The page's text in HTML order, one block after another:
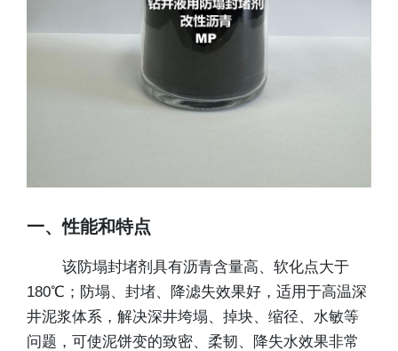
一、性能和特点
该防塌封堵剂具有沥青含量高、软化点大于
180℃；防塌、封堵、降滤失效果好，适用于高温深
井泥浆体系，解决深井垮塌、掉块、缩径、水敏等
问题，可使泥饼变的致密、柔韧、降失水效果非常